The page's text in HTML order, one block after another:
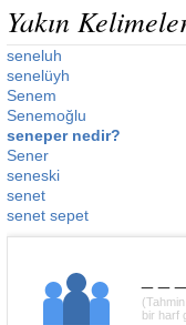
Yakın
seneluh
senelüyh
Senem
Senemoğlu
seneper nedir?
Sener
seneski
senet
senet sepet
bir harf